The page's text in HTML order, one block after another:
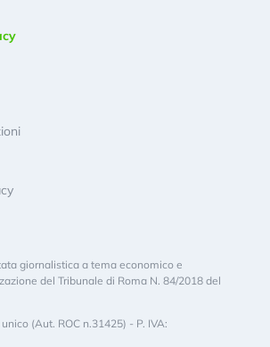
giornalistica a tema economico e
del Tribunale di Roma N. 84/2018 del
(Aut. ROC n.31425) - P. IVA: